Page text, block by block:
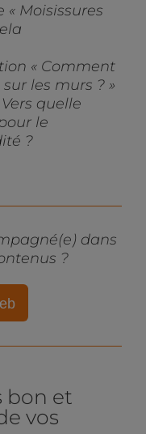
« Moisissures
« Comment
les murs ? »
quelle
le
?
dans
?
bon et
vos